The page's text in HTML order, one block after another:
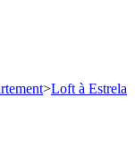
>Loft à Estrela